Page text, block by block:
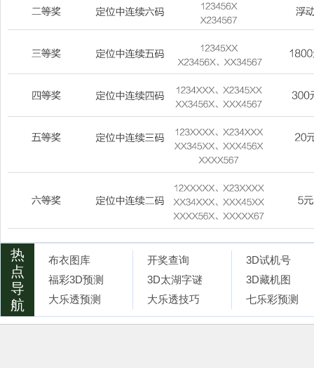
热
点
导
航
布衣图库 开奖查询
3D试机号
福彩3D预测
3D太湖字谜
3D藏机图
大乐透预测
大乐透技巧 七乐彩预测